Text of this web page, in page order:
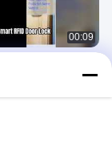
00:09